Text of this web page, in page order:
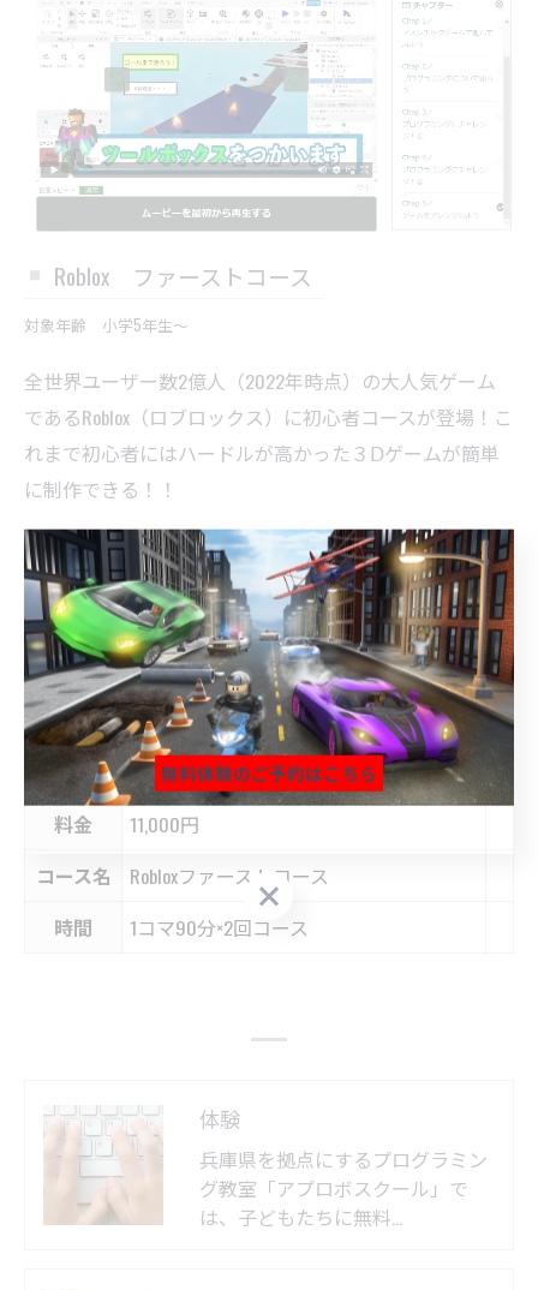
Roblox ファーストコース
対象年齢 小学5年生～
全世界ユーザー数2億人（2022年時点）の大人気ゲーム
であるRoblox（ロブロックス）に初心者コースが登場！こ
れまで初心者にはハードルが高かった３Ⅾゲームが簡単
に制作できる！！
コード入力も英語でお子様が入力しなければならないの
で、英語の成績にもつながる？！
本格的なプログラミングを学びながら一緒に制作しよ
う！！
入会金
11,000円
料金
11,000円
コース名
Robloxファーストコース
時間
1コマ90分×2回コース
体験
兵庫県を拠点にするプログラミン
グ教室「アプロボスクール」で
は、子どもたちに無料…
無料体験のご予約はこちら
無料体験のご予約はこちら
無料体験のご予約はこちら